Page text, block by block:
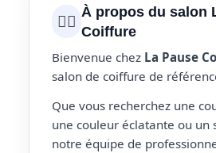
💇‍♀️ À propos du salon
Coiffure
Bienvenue chez La Pause
salon de coiffure de
Que vous recherchez une
une couleur éclatante ou un
notre équipe de